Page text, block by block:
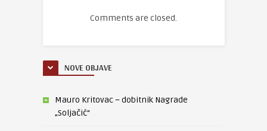
Comments are closed.
NOVE OBJAVE
Mauro Kritovac – dobitnik Nagrade
„Soljačić“